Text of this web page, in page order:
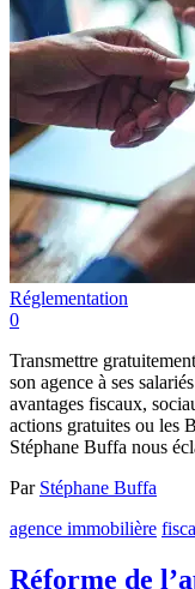
Réglementation
0
Transmettre
son agence à ses
avantages fiscaux,
actions gratuites ou les
Stéphane Buffa nous
Par Stéphane Buffa
agence immobilière
Réforme de